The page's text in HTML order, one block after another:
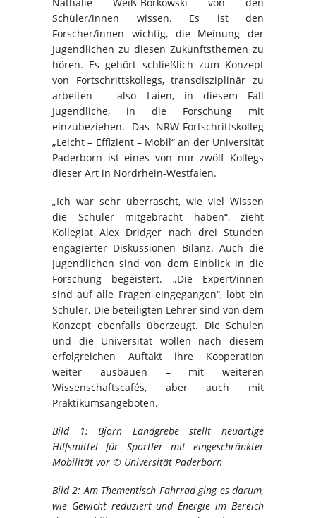
Schüler/innen wissen. Es ist den
Forscher/innen wichtig, die Meinung der
Jugendlichen zu diesen Zukunftsthemen zu
hören. Es gehört schließlich zum Konzept
von Fortschrittskollegs, transdisziplinär zu
arbeiten – also Laien, in diesem Fall
Jugendliche, in die Forschung mit
einzubeziehen. Das NRW-Fortschrittskolleg
„Leicht – Effizient – Mobil“ an der Universität
Paderborn ist eines von nur zwölf Kollegs
dieser Art in Nordrhein-Westfalen.
„Ich war sehr überrascht, wie viel Wissen
die Schüler mitgebracht haben“, zieht
Kollegiat Alex Dridger nach drei Stunden
engagierter Diskussionen Bilanz. Auch die
Jugendlichen sind von dem Einblick in die
Forschung begeistert. „Die Expert/innen
sind auf alle Fragen eingegangen“, lobt ein
Schüler. Die beteiligten Lehrer sind von dem
Konzept ebenfalls überzeugt. Die Schulen
und die Universität wollen nach diesem
erfolgreichen Auftakt ihre Kooperation
weiter ausbauen – mit weiteren
Wissenschaftscafés, aber auch mit
Praktikumsangeboten.
Bild 1: Björn Landgrebe stellt neuartige
Hilfsmittel für Sportler mit eingeschränkter
Mobilität vor © Universität Paderborn
Bild 2: Am Thementisch Fahrrad ging es darum,
wie Gewicht reduziert und Energie im Bereich